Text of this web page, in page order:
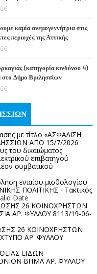
καμία ανεμογεννήτρια στις
περιοχές της Αττικής
(κατηγορία κινδύνου 4)
Δήμο Βριλησσίων
με τίτλο «ΑΣΦΑΛΙΣΗ
ΑΠΟ 15/7/2026
του δικαιώματος
επιβατηγού
συμβατικού
ενιαίου μισθολογίου
ΠΟΛΙΤΙΚΗΣ - Τακτικός
Date
26 ΚΟΙΝΟΧΡΗΣΤΩΝ
ΑΡ. ΦΥΛΛΟΥ 8113/19-06-
26 ΚΟΙΝΟΧΡΗΣΤΩΝ
ΑΡ. ΦΥΛΛΟΥ
ΕΙΔΩΝ
ΒΗΜΑ ΑΡ. ΦΥΛΛΟΥ